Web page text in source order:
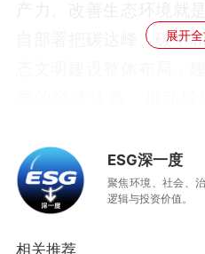
自部署把碳达峰、碳中
从“绿水青山就是金山
碳”目标的战略指引，再
展开
ESG深一度
聚焦环境、社会、
逻辑与投资价值。
相关推荐